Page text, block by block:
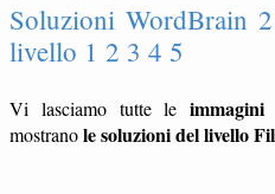
Soluzioni WordBrain
livello 1 2 3 4 5
Vi lasciamo tutte le immagini
mostranole soluzioni del livello